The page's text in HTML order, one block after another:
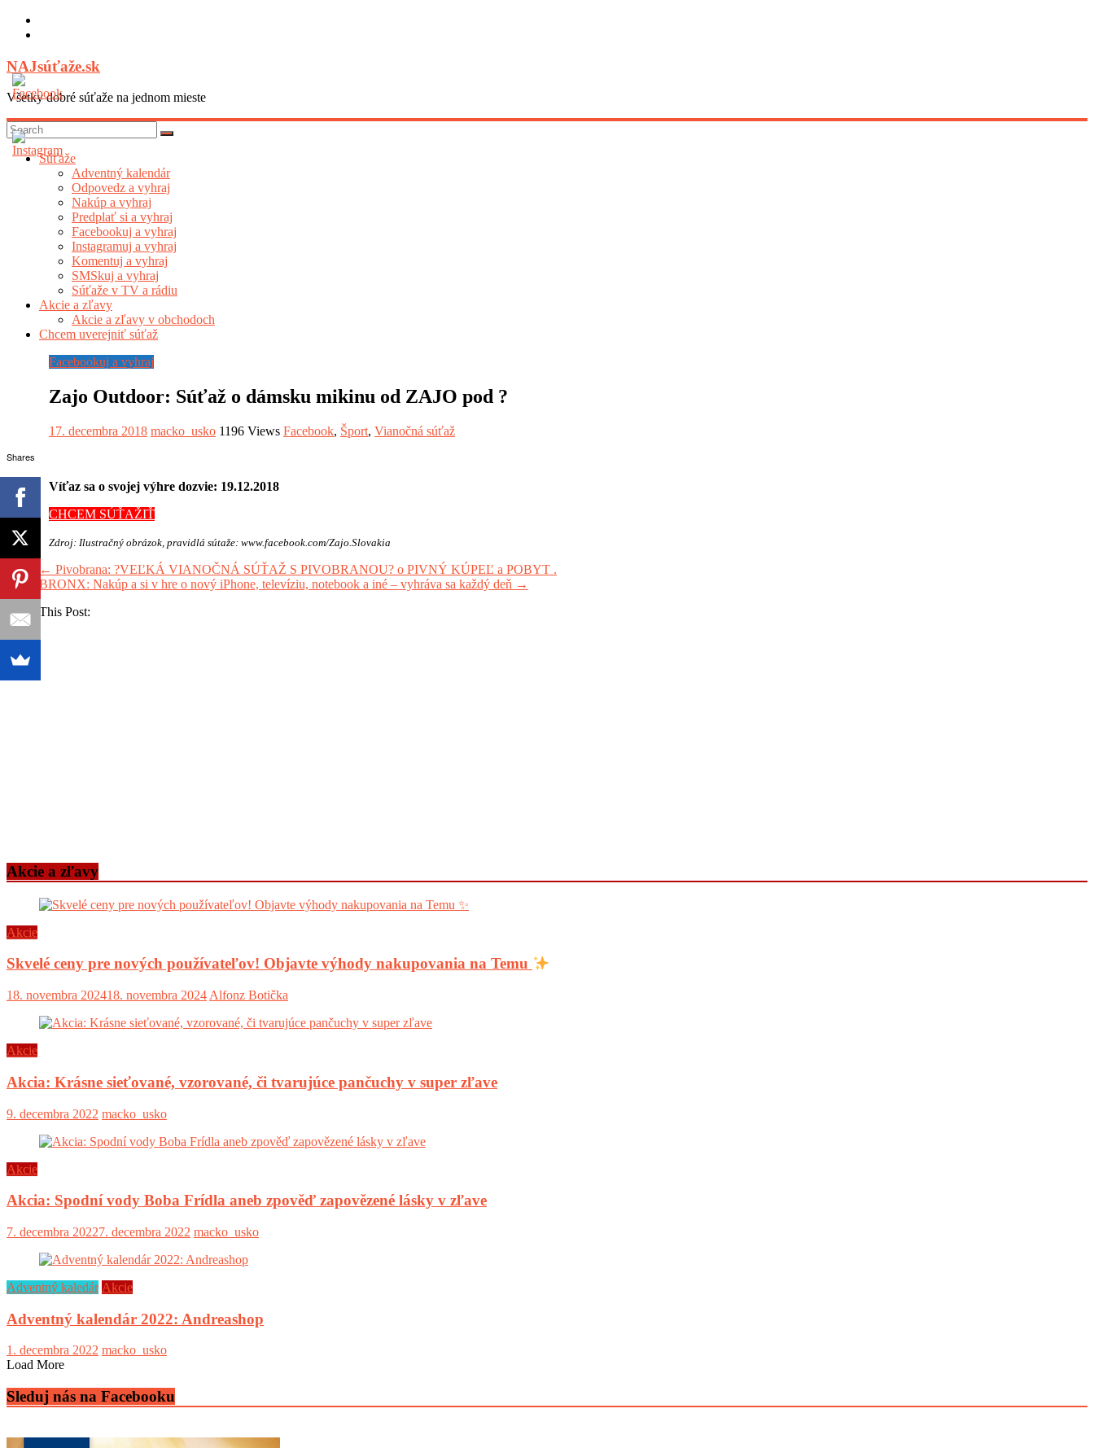
Skip
NAJsúťaže.sk
Všetky dobré súťaže na jednom mieste
Súťaže
Adventný kalendár
Odpovedz a vyhraj
Nakúp a vyhraj
Predplať si a vyhraj
Facebookuj a vyhraj
Instagramuj a vyhraj
Komentuj a vyhraj
SMSkuj a vyhraj
Súťaže v TV a rádiu
Akcie a zľavy
Akcie a zľavy v obchodoch
Chcem uverejniť súťaž
Shares
Facebookuj a vyhraj
Zajo Outdoor: Súťaž o dámsku mikinu od ZAJO pod ?
17. decembra 2018 macko_usko 1196 Views Facebook, Šport, Vianočná súťaž
Víťaz sa o svojej výhre dozvie: 19.12.2018
CHCEM SÚŤAŽIŤ
Zdroj: Ilustračný obrázok, pravidlá sútaže: www.facebook.com/Zajo.Slovakia
← Pivobrana: ?VEĽKÁ VIANOČNÁ SÚŤAŽ S PIVOBRANOU? o PIVNÝ KÚPEĽ a POBYT .
BRONX: Nakúp a si v hre o nový iPhone, televíziu, notebook a iné – vyhráva sa každý deň →
Share This Post:
Akcie a zľavy
Akcie
Skvelé ceny pre nových používateľov! Objavte výhody nakupovania na Temu
18. novembra 202418. novembra 2024 Alfonz Botička
Akcie
Akcia: Krásne sieťované, vzorované, či tvarujúce pančuchy v super zľave
9. decembra 2022 macko_usko
Akcie
Akcia: Spodní vody Boba Frídla aneb zpověď zapovězené lásky v zľave
7. decembra 20227. decembra 2022 macko_usko
Adventný kaledár Akcie
Adventný kalendár 2022: Andreashop
1. decembra 2022 macko_usko
Load More
Sleduj nás na Facebooku